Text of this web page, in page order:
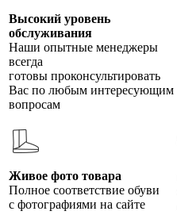
Высокий уровень
обслуживания
Наши опытные менеджеры
всегда
готовы проконсультировать
Вас по любым интересующим
вопросам
Живое фото товара
Полное соответствие обуви
с фотографиями на сайте